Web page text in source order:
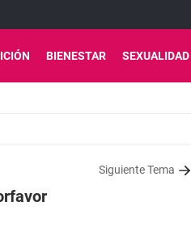
BIENESTAR SEXUALIDAD
Siguiente Tema